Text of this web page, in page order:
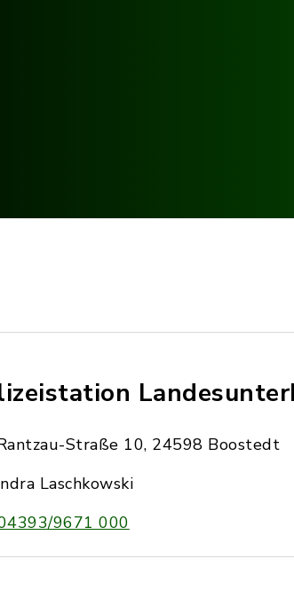
Straße 10, 24598 Boostedt
Laschkowski
9671 000